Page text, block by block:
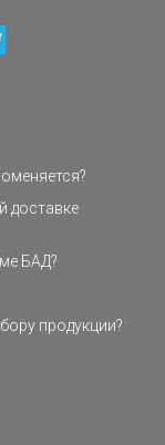
доставке
БАД?
продукции?